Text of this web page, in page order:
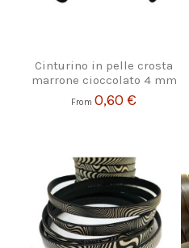
Cinturino in pelle crosta
marrone cioccolato 4 mm
From0,60 €